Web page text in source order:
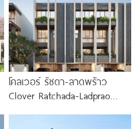
โคลเวอร์ รัชดา-ลาดพร้าว
Clover Ratchada-Ladprao